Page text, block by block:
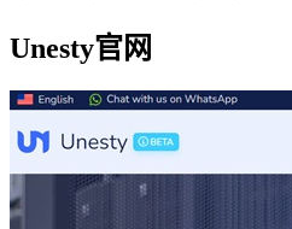
Unesty官网